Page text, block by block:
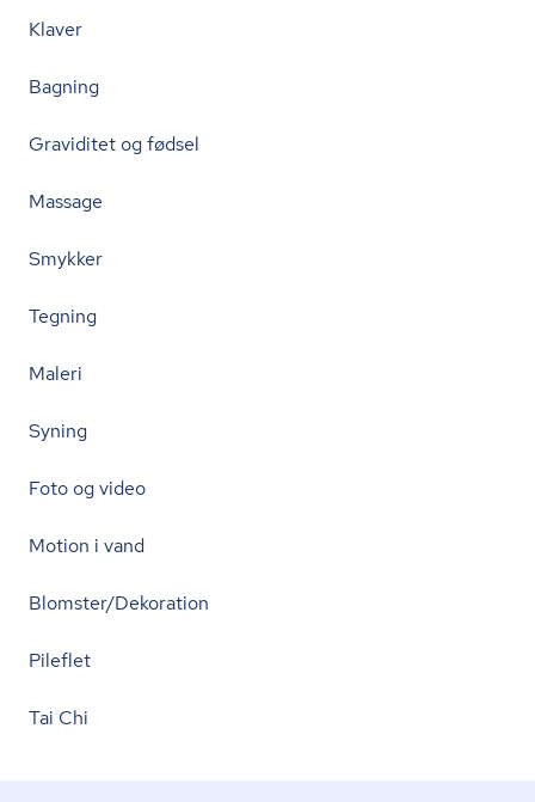
Klaver
Bagning
Graviditet og fødsel
Massage
Smykker
Tegning
Maleri
Syning
Foto og video
Motion i vand
Blomster/Dekoration
Pileflet
Tai Chi